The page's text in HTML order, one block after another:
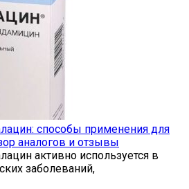
способы применения для
аналогов и отзывы
активно используется в
заболеваний,